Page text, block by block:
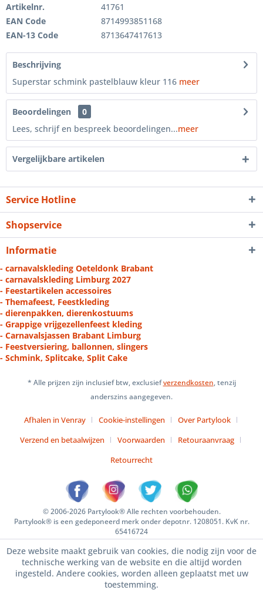
Artikelnr.
41761
EAN Code
8714993851168
EAN-13 Code
8713647417613
Beschrijving
Superstar schmink pastelblauw kleur 116 meer
Beoordelingen
0
Lees, schrijf en bespreek beoordelingen...meer
Vergelijkbare artikelen
Service Hotline
Shopservice
Informatie
- carnavalskleding Oeteldonk Brabant
- carnavalskleding Limburg 2027
- Feestartikelen accessoires
- Themafeest, Feestkleding
- dierenpakken, dierenkostuums
- Grappige vrijgezellenfeest kleding
- Carnavalsjassen Brabant Limburg
- Feestversiering, ballonnen, slingers
- Schmink, Splitcake, Split Cake
* Alle prijzen zijn inclusief btw, exclusiefverzendkosten, tenzij
anderszins aangegeven.
Afhalen in Venray Cookie-instellingen
Over Partylook
Verzend en betaalwijzen
Voorwaarden
Retouraanvraag
Retourrecht
© 2006-2026 Partylook® Alle rechten voorbehouden.
Partylook® is een gedeponeerd merk onder depotnr. 1208051. KvK nr.
65416724
Deze website maakt gebruik van cookies, die nodig zijn voor de
technische werking van de website en die altijd worden
ingesteld. Andere cookies, worden alleen geplaatst met uw
toestemming.